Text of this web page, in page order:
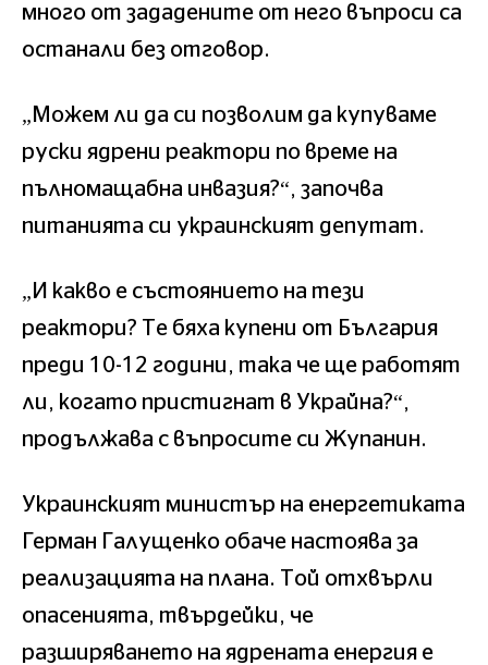
много от зададените от него въпроси са
останали без отговор.
„Можем ли да си позволим да купуваме
руски ядрени реактори по време на
пълномащабна инвазия?“, започва
питанията си украинският депутат.
„И какво е състоянието на тези
реактори? Те бяха купени от България
преди 10-12 години, така че ще работят
ли, когато пристигнат в Украйна?“,
продължава с въпросите си Жупанин.
Украинският министър на енергетиката
Герман Галущенко обаче настоява за
реализацията на плана. Той отхвърли
опасенията, твърдейки, че
разширяването на ядрената енергия е